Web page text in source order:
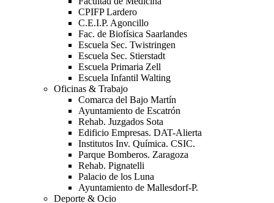
CPIFP Lardero
C.E.I.P. Agoncillo
Fac. de Biofísica Saarlandes
Escuela Sec. Twistringen
Escuela Sec. Stierstadt
Escuela Primaria Zell
Escuela Infantil Walting
Oficinas & Trabajo
Comarca del Bajo Martín
Ayuntamiento de Escatrón
Rehab. Juzgados Sota
Edificio Empresas. DAT-Alierta
Institutos Inv. Química. CSIC.
Parque Bomberos. Zaragoza
Rehab. Pignatelli
Palacio de los Luna
Ayuntamiento de Mallesdorf-P.
Deporte & Ocio